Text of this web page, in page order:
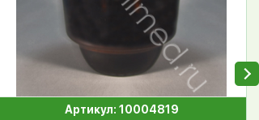
Артикул: 10004819